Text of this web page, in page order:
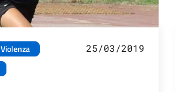
Violenza
25/03/2019